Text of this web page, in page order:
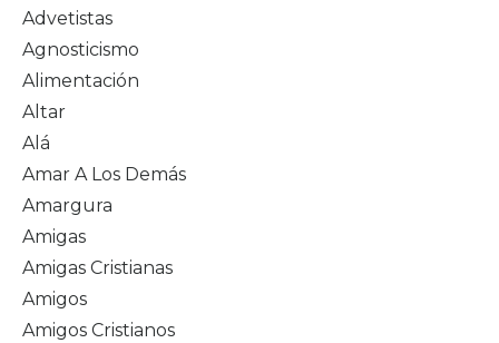
Advetistas
Agnosticismo
Alimentación
Altar
Alá
Amar A Los Demás
Amargura
Amigas
Amigas Cristianas
Amigos
Amigos Cristianos